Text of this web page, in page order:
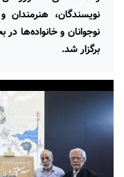
نویسندگان،
نوجوانان و خانواده‌ها
برگزار شد.